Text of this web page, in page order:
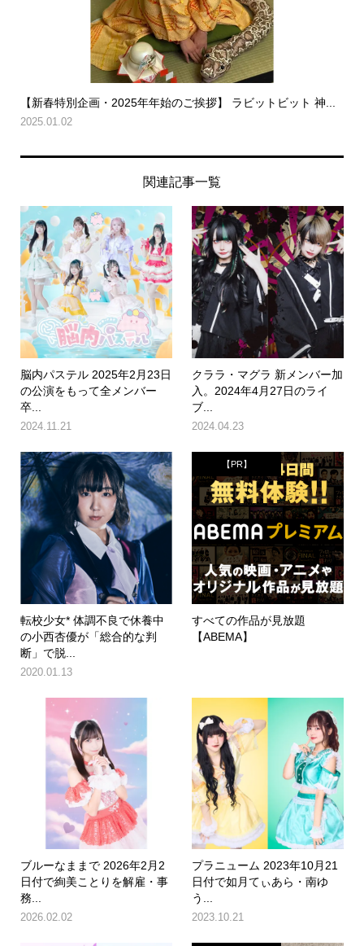
【新春特別企画・2025年年始のご挨拶】 ラビットビット 神...
2025.01.02
関連記事一覧
脳内パステル 2025年2月23日
の公演をもって全メンバー
卒...
2024.11.21
クララ・マグラ 新メンバー加
入。2024年4月27日のライ
ブ...
2024.04.23
転校少女* 体調不良で休養中
の小西杏優が「総合的な判
断」で脱...
2020.01.13
【PR】
すべての作品が見放題
【ABEMA】
ブルーなままで 2026年2月2
日付で絢美ことりを解雇・事
務...
2026.02.02
プラニューム 2023年10月21
日付で如月てぃあら・南ゆ
う...
2023.10.21